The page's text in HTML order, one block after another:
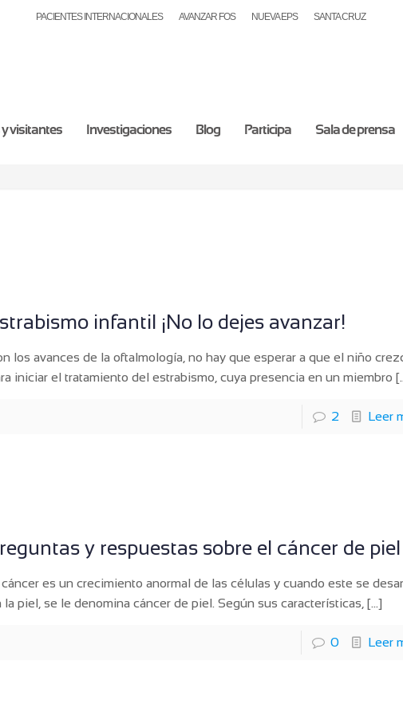
PACIENTES INTERNACIONALES AVANZAR FOS NUEVA EPS SANTA CRUZ
y visitantes Investigaciones Blog Participa Sala de prensa
infantil ¡No lo dejes avanzar!
los avances de la oftalmología, no hay que esperar a que el niño
iniciar el tratamiento del estrabismo, cuya presencia en un miembro
2 Leer
y respuestas sobre el cáncer de piel
cáncer es un crecimiento anormal de las células y cuando este se
la piel, se le denomina cáncer de piel. Según sus características, […]
0 Leer